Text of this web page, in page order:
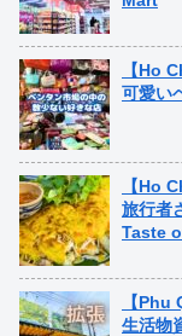
【Ho
可愛い
【Ho
旅行者
Taste
【Phu
生活物